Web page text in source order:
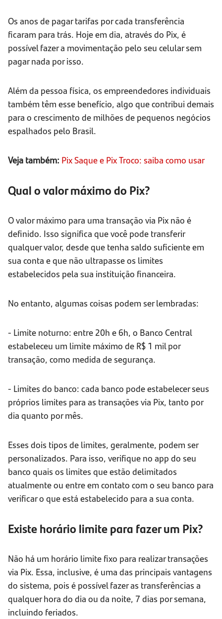
Os anos de pagar tarifas por cada transferência
ficaram para trás. Hoje em dia, através do Pix, é
possível fazer a movimentação pelo seu celular sem
pagar nada por isso.
Além da pessoa física, os empreendedores individuais
também têm esse benefício, algo que contribui demais
para o crescimento de milhões de pequenos negócios
espalhados pelo Brasil.
Veja também: Pix Saque e Pix Troco: saiba como usar
Qual o valor máximo do Pix?
O valor máximo para uma transação via Pix não é
definido. Isso significa que você pode transferir
qualquer valor, desde que tenha saldo suficiente em
sua conta e que não ultrapasse os limites
estabelecidos pela sua instituição financeira.
No entanto, algumas coisas podem ser lembradas:
- Limite noturno: entre 20h e 6h, o Banco Central
estabeleceu um limite máximo de R$ 1 mil por
transação, como medida de segurança.
- Limites do banco: cada banco pode estabelecer seus
próprios limites para as transações via Pix, tanto por
dia quanto por mês.
Esses dois tipos de limites, geralmente, podem ser
personalizados. Para isso, verifique no app do seu
banco quais os limites que estão delimitados
atualmente ou entre em contato com o seu banco para
verificar o que está estabelecido para a sua conta.
Existe horário limite para fazer um Pix?
Não há um horário limite fixo para realizar transações
via Pix. Essa, inclusive, é uma das principais vantagens
do sistema, pois é possível fazer as transferências a
qualquer hora do dia ou da noite, 7 dias por semana,
incluindo feriados.